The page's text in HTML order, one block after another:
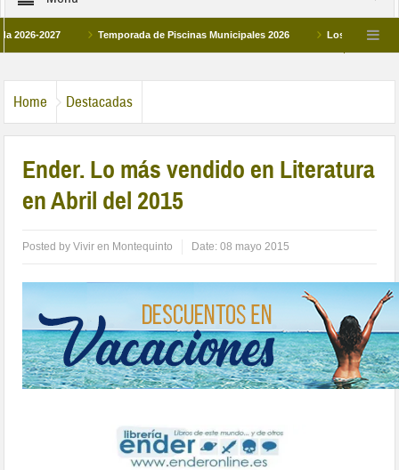
2027 Temporada de Piscinas Municipales 2026 Los Campus de
Home Destacadas
Ender. Lo más vendido en Literatura
en Abril del 2015
Posted byVivir en Montequinto Date:08 mayo 2015